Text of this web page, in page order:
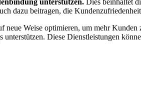
dazu beitragen, die
Weise optimieren, um mehr
Diese Dienstleistungen